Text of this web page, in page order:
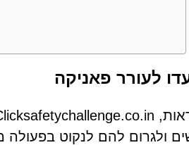
לעורר פאניקה
ולגרום להם לנקוט בפעולה